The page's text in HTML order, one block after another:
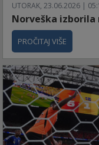
UTORAK, 23.06.2026 |
Norveška
PROČITAJ VIŠE